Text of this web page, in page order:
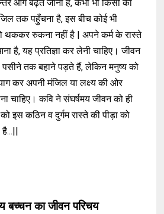
आगे बढ़ते जाना है, कभी भी किसी का
तक पहुँचना है, इस बीच कोई भी
थककर रुकना नहीं है | अपने कर्म के रास्ते
है, यह प्रतिज्ञा कर लेनी चाहिए। जीवन
तक बहाने पड़ते हैं, लेकिन मनुष्य को
कर अपनी मंजिल या लक्ष्य की ओर
चाहिए। कवि ने संघर्षमय जीवन को ही
इस कठिन व दुर्गम रास्ते की पीड़ा को
बच्चन का जीवन परिचय